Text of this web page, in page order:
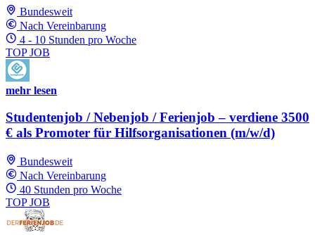
Bundesweit
Nach Vereinbarung
4 - 10 Stunden pro Woche
TOP JOB
mehr lesen
Studentenjob / Nebenjob / Ferienjob – verdiene 3500
€ als Promoter für Hilfsorganisationen (m/w/d)
Bundesweit
Nach Vereinbarung
40 Stunden pro Woche
TOP JOB